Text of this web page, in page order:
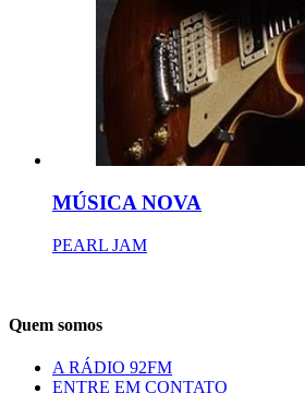
MÚSICA NOVA
PEARL JAM
Quem somos
A RÁDIO 92FM
ENTRE EM CONTATO